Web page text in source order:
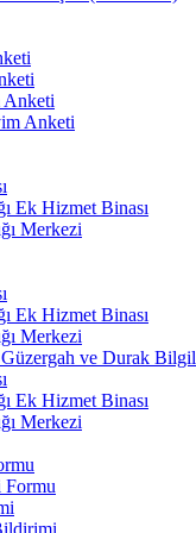
Anketi
Anketi
Ek Hizmet Binası
Merkezi
Ek Hizmet Binası
Merkezi
ve Durak
Ek Hizmet Binası
Merkezi
Formu